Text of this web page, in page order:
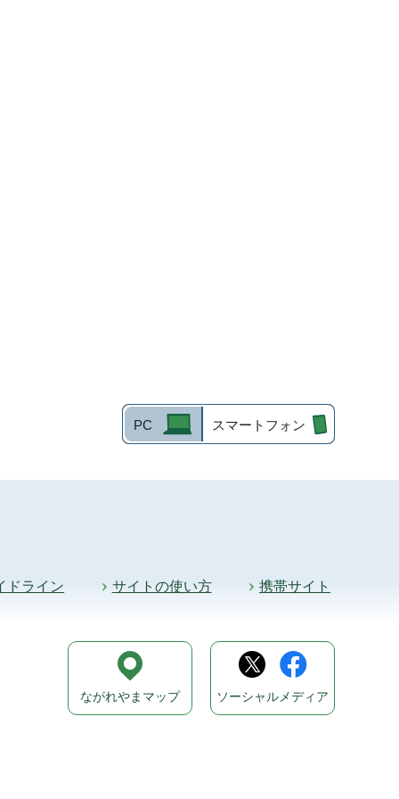
PC スマートフォン
ドライン サイトの使い方 携帯サイト
ながれやまマップ ソーシャルメディア